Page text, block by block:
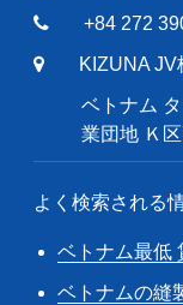
+84 272
KIZUNA JV
ベトナム
業団地 Ｋ
よく検索される
ベトナム最低
ベトナムの縫